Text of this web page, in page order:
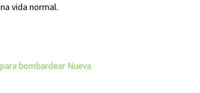
vida normal.
bombardear Nueva